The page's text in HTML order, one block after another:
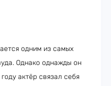
одним из самых
Однако однажды он
актёр связал себя